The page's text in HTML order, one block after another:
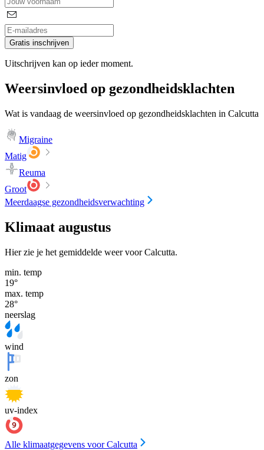
Gratis inschrijven
Uitschrijven kan op ieder moment.
Weersinvloed op gezondheidsklachten
Wat is vandaag de weersinvloed op gezondheidsklachten in Calcutta
Migraine
Matig
Reuma
Groot
Meerdaagse gezondheidsverwachting
Klimaat augustus
Hier zie je het gemiddelde weer voor Calcutta.
min. temp
19°
max. temp
28°
neerslag
wind
zon
uv-index
Alle klimaatgegevens voor Calcutta